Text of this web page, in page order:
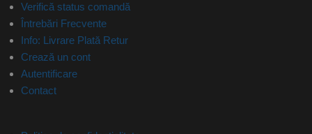
Verifică status comandă
Întrebări Frecvente
Info: Livrare Plată Retur
Crează un cont
Autentificare
Contact